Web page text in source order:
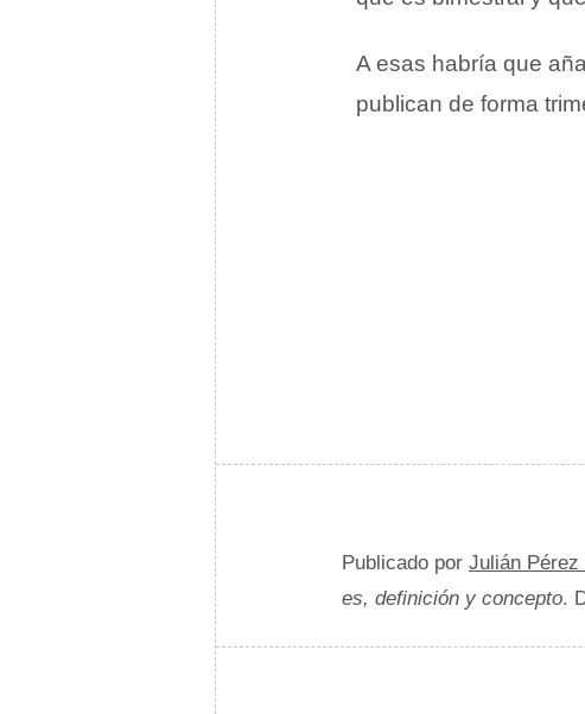
A esas habría que
publican de forma
Publicado por Julián Pérez
es, definición y concepto.